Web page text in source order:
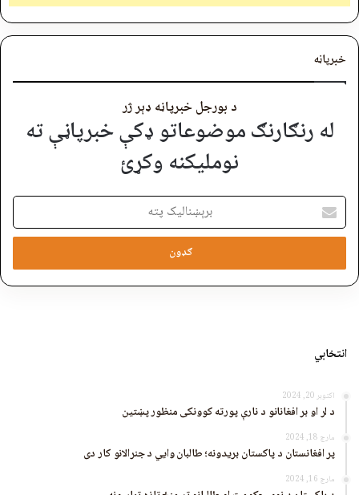
خبرپاڼه
د بورجل خبرپاڼه ډېر ژر
له رنګارنګ موضوعاتو ډکې خبرپاڼې ته
نوملیکنه وکړئ
برېښنالیک
پته
انتخابي
اکتوبر 20, 2024
د لر او بر افغانانو د نارې پورته کوونکی منظور پښتین
مارچ 18, 2024
پر افغانستان د پاکستان بریدونه؛ طالبان وايي د جنرالانو کار دی
مارچ 16, 2024